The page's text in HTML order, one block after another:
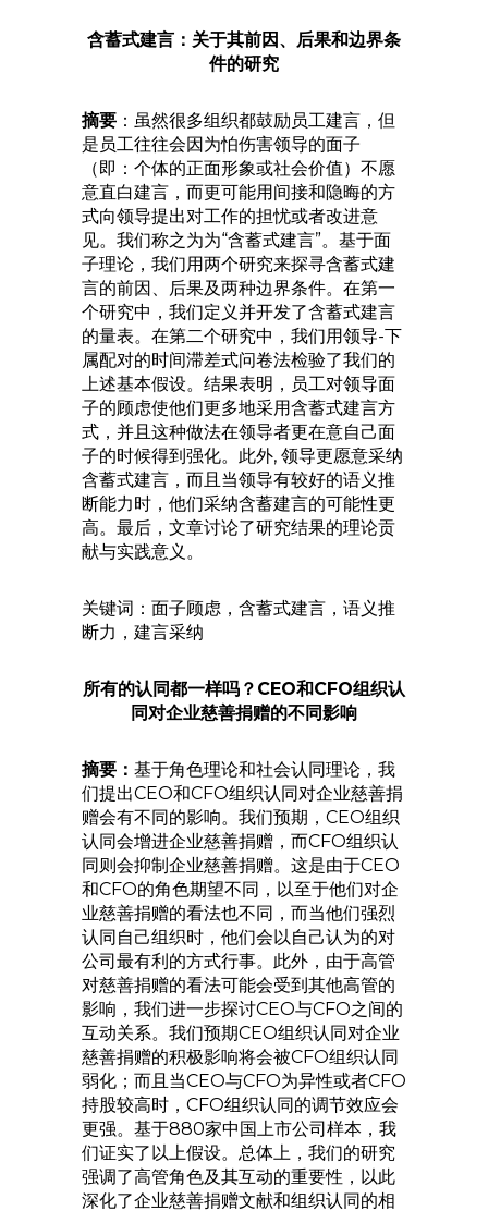
含蓄式建言：关于其前因、后果和边界条
件的研究
摘要 ：虽然很多组织都鼓励员工建言，但
是员工往往会因为怕伤害领导的面子
（即：个体的正面形象或社会价值）不愿
意直白建言，而更可能用间接和隐晦的方
式向领导提出对工作的担忧或者改进意
见。我们称之为为“含蓄式建言”。基于面
子理论，我们用两个研究来探寻含蓄式建
言的前因、后果及两种边界条件。在第一
个研究中，我们定义并开发了含蓄式建言
的量表。在第二个研究中，我们用领导-下
属配对的时间滞差式问卷法检验了我们的
上述基本假设。结果表明，员工对领导面
子的顾虑使他们更多地采用含蓄式建言方
式，并且这种做法在领导者更在意自己面
子的时候得到强化。此外, 领导更愿意采纳
含蓄式建言，而且当领导有较好的语义推
断能力时，他们采纳含蓄建言的可能性更
高。最后，文章讨论了研究结果的理论贡
献与实践意义。
关键词：面子顾虑，含蓄式建言，语义推
断力，建言采纳
所有的认同都一样吗？CEO和CFO组织认
同对企业慈善捐赠的不同影响
摘要： 基于角色理论和社会认同理论，我
们提出CEO和CFO组织认同对企业慈善捐
赠会有不同的影响。我们预期，CEO组织
认同会增进企业慈善捐赠，而CFO组织认
同则会抑制企业慈善捐赠。这是由于CEO
和CFO的角色期望不同，以至于他们对企
业慈善捐赠的看法也不同，而当他们强烈
认同自己组织时，他们会以自己认为的对
公司最有利的方式行事。此外，由于高管
对慈善捐赠的看法可能会受到其他高管的
影响，我们进一步探讨CEO与CFO之间的
互动关系。我们预期CEO组织认同对企业
慈善捐赠的积极影响将会被CFO组织认同
弱化；而且当CEO与CFO为异性或者CFO
持股较高时，CFO组织认同的调节效应会
更强。基于880家中国上市公司样本，我
们证实了以上假设。总体上，我们的研究
强调了高管角色及其互动的重要性，以此
深化了企业慈善捐赠文献和组织认同的相